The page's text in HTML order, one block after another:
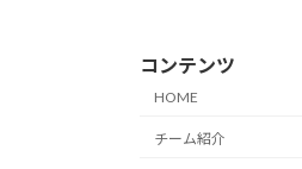
コンテンツ
HOME
チーム紹介